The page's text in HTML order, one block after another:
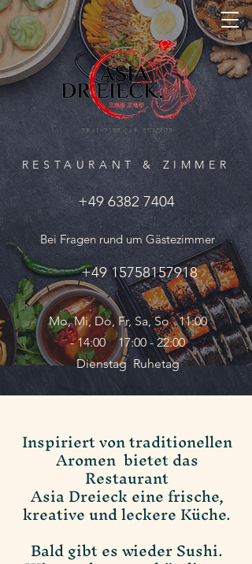
ZIMMER
RESTAURANT & ZIMMER
+49 6382 7404
Bei Fragen rund um Gästezimmer
+49 15758157918
Mo, Mi, Do, Fr, Sa, So 11:00
- 14:00 17:00 - 22:00
Dienstag Ruhetag
Inspiriert von traditionellen
Aromen bietet das
Restaurant
Asia Dreieck eine frische,
kreative und leckere Küche.
Bald gibt es wieder Sushi.